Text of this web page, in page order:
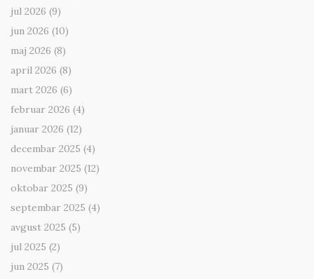
jul 2026 (9)
jun 2026 (10)
maj 2026 (8)
april 2026 (8)
mart 2026 (6)
februar 2026 (4)
januar 2026 (12)
decembar 2025 (4)
novembar 2025 (12)
oktobar 2025 (9)
septembar 2025 (4)
avgust 2025 (5)
jul 2025 (2)
jun 2025 (7)